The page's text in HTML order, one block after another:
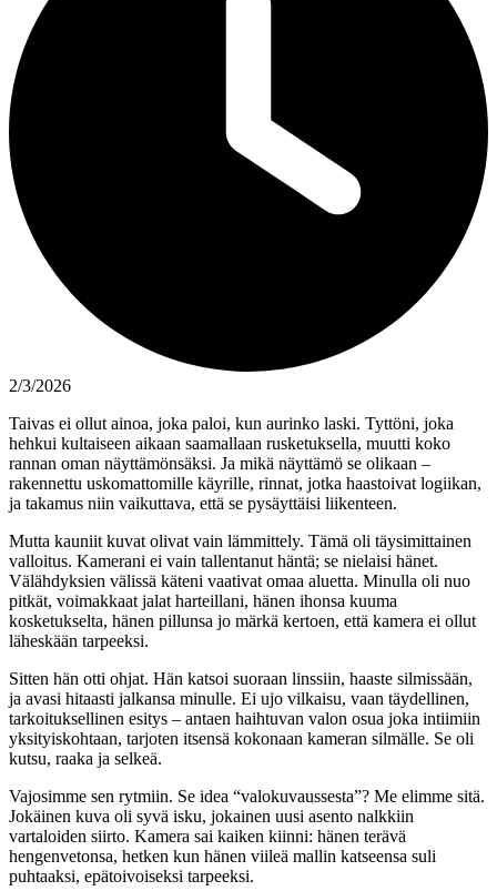
2/3/2026
Taivas ei ollut ainoa, joka paloi, kun aurinko laski. Tyttöni, joka
hehkui kultaiseen aikaan saamallaan rusketuksella, muutti koko
rannan oman näyttämönsäksi. Ja mikä näyttämö se olikaan –
rakennettu uskomattomille käyrille, rinnat, jotka haastoivat logiikan,
ja takamus niin vaikuttava, että se pysäyttäisi liikenteen.
Mutta kauniit kuvat olivat vain lämmittely. Tämä oli täysimittainen
valloitus. Kamerani ei vain tallentanut häntä; se nielaisi hänet.
Välähdyksien välissä käteni vaativat omaa aluetta. Minulla oli nuo
pitkät, voimakkaat jalat harteillani, hänen ihonsa kuuma
kosketukselta, hänen pillunsa jo märkä kertoen, että kamera ei ollut
läheskään tarpeeksi.
Sitten hän otti ohjat. Hän katsoi suoraan linssiin, haaste silmissään,
ja avasi hitaasti jalkansa minulle. Ei ujo vilkaisu, vaan täydellinen,
tarkoituksellinen esitys – antaen haihtuvan valon osua joka intiimiin
yksityiskohtaan, tarjoten itsensä kokonaan kameran silmälle. Se oli
kutsu, raaka ja selkeä.
Vajosimme sen rytmiin. Se idea “valokuvaussesta”? Me elimme sitä.
Jokäinen kuva oli syvä isku, jokainen uusi asento nalkkiin
vartaloiden siirto. Kamera sai kaiken kiinni: hänen terävä
hengenvetonsa, hetken kun hänen viileä mallin katseensa suli
puhtaaksi, epätoivoiseksi tarpeeksi.